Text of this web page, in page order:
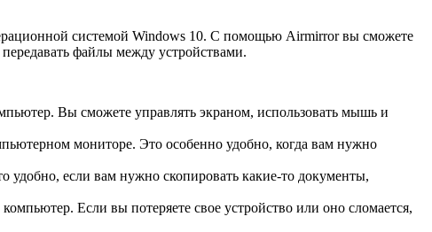
системой Windows 10. С помощью Airmirror вы сможете
файлы между устройствами.
Вы сможете управлять экраном, использовать мышь и
мониторе. Это особенно удобно, когда вам нужно
если вам нужно скопировать какие-то документы,
Если вы потеряете свое устройство или оно сломается,